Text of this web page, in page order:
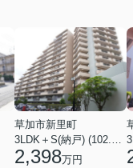
草加市新里町
2,398万円